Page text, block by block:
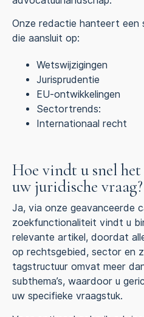
Onze redactie hanteert een
die aansluit op:
Wetswijzigingen
Jurisprudentie
EU-ontwikkelingen
Sectortrends:
Internationaal recht
Hoe vindt u snel
uw juridische vraag?
Ja, via onze geavanceerde
zoekfunctionaliteit vindt u
relevante artikel, doordat
op rechtsgebied, sector en
tagstructuur omvat meer
subthema’s, waardoor u
uw specifieke vraagstuk.